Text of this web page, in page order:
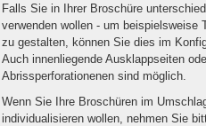
Falls Sie in Ihrer Broschüre
verwenden wollen - um beispielsweise
zu gestalten, können Sie dies im
Auch innenliegende Ausklappseiten
Abrissperforationenen sind möglich.
Wenn Sie Ihre Broschüren im
individualisieren wollen, nehmen Sie